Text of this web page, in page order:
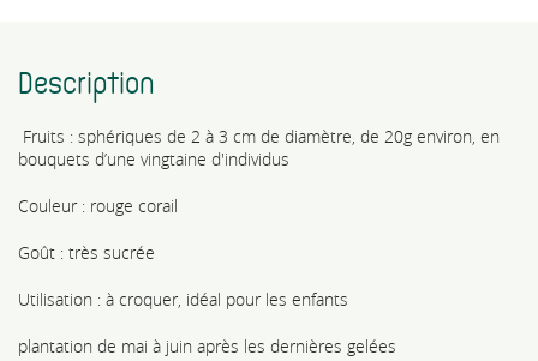
Description
Fruits : sphériques de 2 à 3 cm de diamètre, de 20g environ, en
bouquets d’une vingtaine d'individus
Couleur : rouge corail
Goût : très sucrée
Utilisation : à croquer, idéal pour les enfants
plantation de mai à juin après les dernières gelées